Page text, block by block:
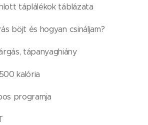
táplálékok táblázata
böjt és hogyan csináljam?
tápanyaghiány
kalória
programja